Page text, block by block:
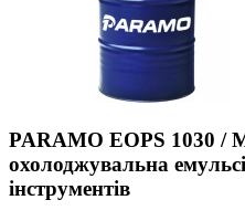
PARAMO EOPS 1030 /
охолоджувальна
інструментів